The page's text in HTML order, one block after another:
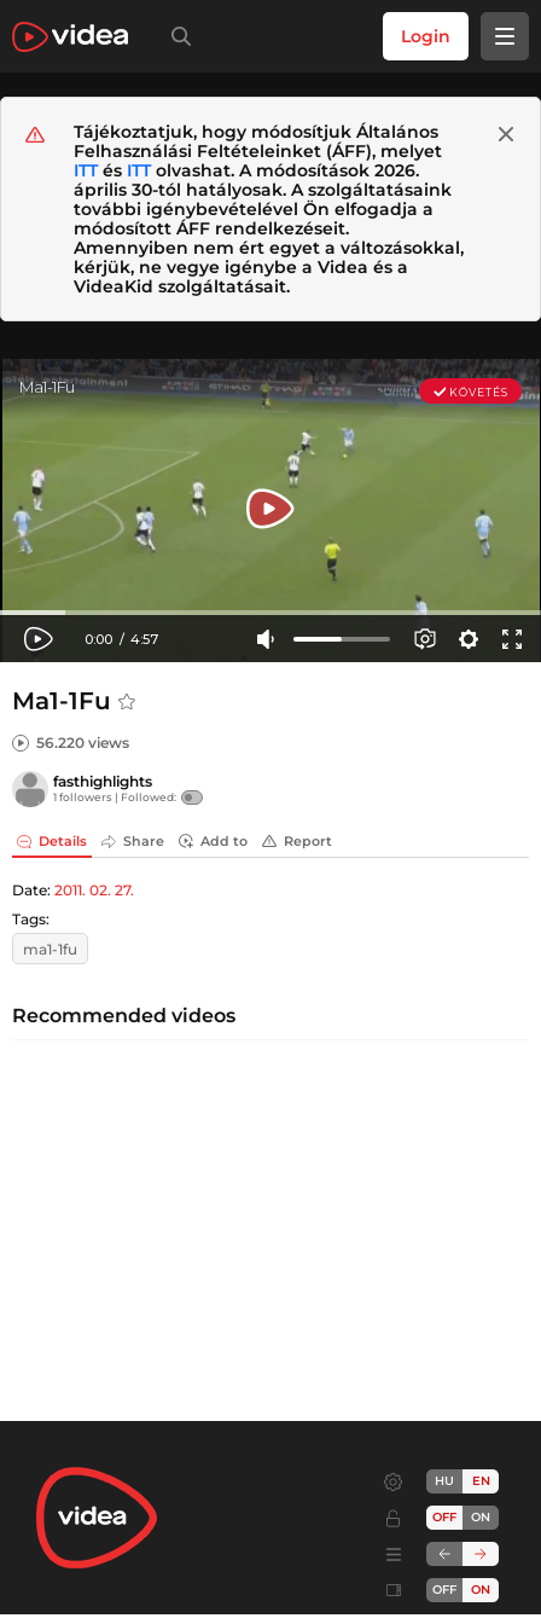
Login
Tájékoztatjuk, hogy módosítjuk Általános
Felhasználási Feltételeinket (ÁFF), melyet
ITTés ITTolvashat. A módosítások 2026.
április 30-tól hatályosak. A szolgáltatásaink
további igénybevételével Ön elfogadja a
módosított ÁFF rendelkezéseit.
Amennyiben nem ért egyet a változásokkal,
kérjük, ne vegye igénybe a Videa és a
VideaKid szolgáltatásait.
Ma1-1Fu
56.220 views
fasthighlights
1 followers | Followed:
Details Share Add to Report
Date: 2011. 02. 27.
Tags:
ma1-1fu
Recommended videos
HU EN
OFF ON
OFF ON